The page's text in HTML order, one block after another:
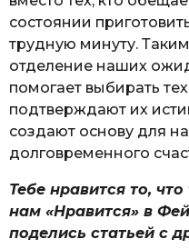
состоянии
трудную минуту.
отделение наших
помогает выбирать
подтверждают их
создают основу для
долговременного
Тебе нравится то,
нам «Нравится» в
поделись статьей с